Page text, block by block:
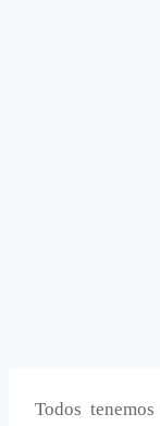
Todos